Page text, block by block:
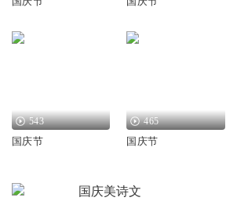
543
国庆节
465
国庆节
国庆美诗文